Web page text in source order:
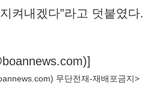
켜내겠다”라고 덧붙였다.
)]
) 무단전재-재배포금지>